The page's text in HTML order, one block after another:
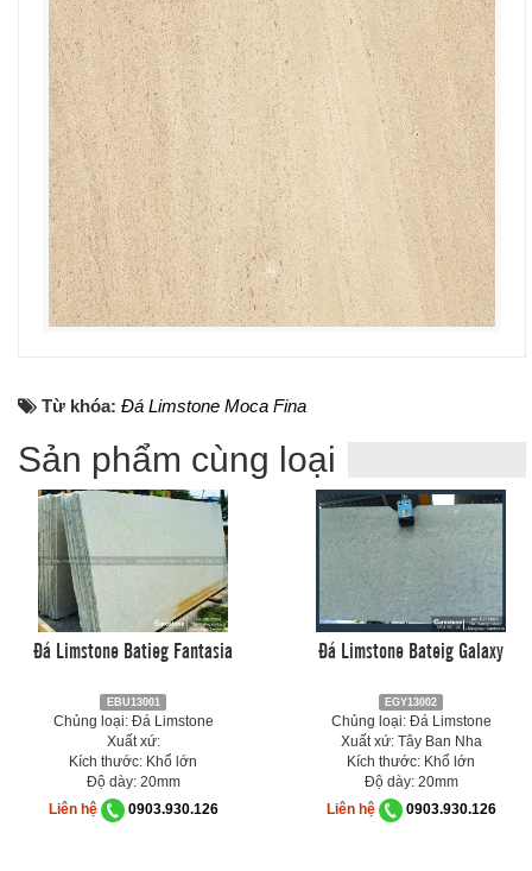
Từ khóa: Đá Limstone Moca Fina
Sản phẩm cùng loại
Đá Limstone Batieg Fantasia
EBU13001
Chủng loại: Đá Limstone
Xuất xứ:
Kích thước: Khổ lớn
Độ dày: 20mm
Liên hệ
0903.930.126
Đá Limstone Bateig Galaxy
EGY13002
Chủng loại: Đá Limstone
Xuất xứ: Tây Ban Nha
Kích thước: Khổ lớn
Độ dày: 20mm
Liên hệ
0903.930.126